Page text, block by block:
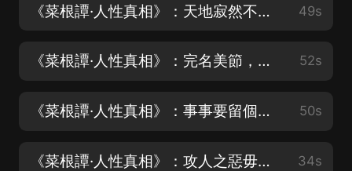
《菜根譚·人性真相》：天地寂然不動，而氣機無息少停 49s
《菜根譚·人性真相》：完名美節，不宜獨任 52s
《菜根譚·人性真相》：事事要留個有余不儘的意思 50s
《菜根譚·人性真相》：攻人之惡毋太嚴 34s